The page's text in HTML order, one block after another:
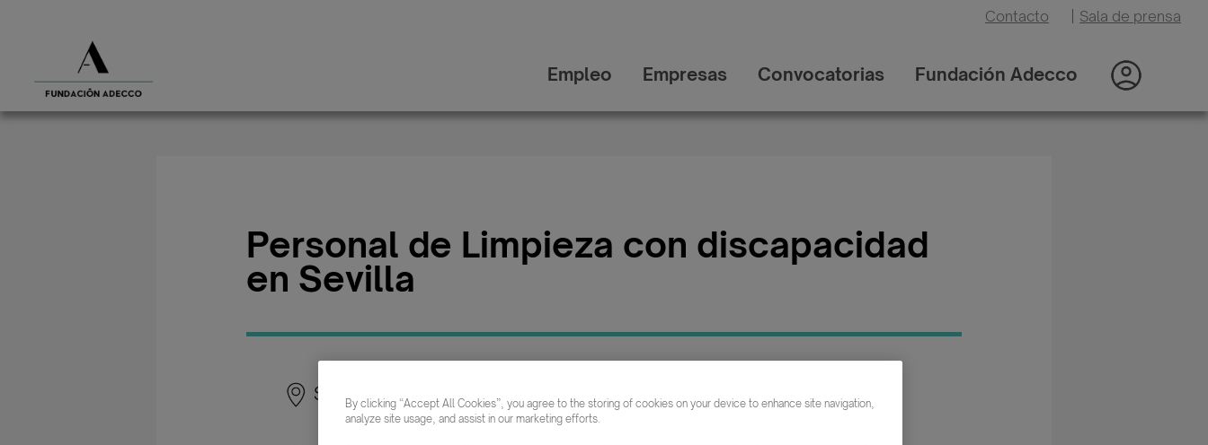
Contacto Sala de prensa
Empleo Empresas Convocatorias Fundación Adecco
Personal de Limpieza con discapacidad
en Sevilla
Sevilla 03/07/2025 Categoría: Otros
By clicking “Accept All Cookies”, you agree to the storing of cookies on your device to enhance site navigation,
analyze site usage, and assist in our marketing efforts.